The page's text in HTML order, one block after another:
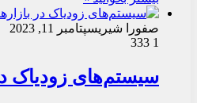
صفورا شیریسپتامبر 11, 2023
1
سیستم‌های زودیاک